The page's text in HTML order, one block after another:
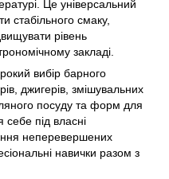
Це універсальний
стабільного смаку,
рівень
закладі.
вибір барного
джигерів, змішувальних
посуду та форм для
під власні
неперевершених
навички разом з